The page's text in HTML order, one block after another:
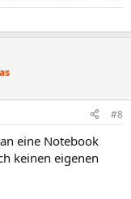
#8
eine Notebook
keinen eigenen